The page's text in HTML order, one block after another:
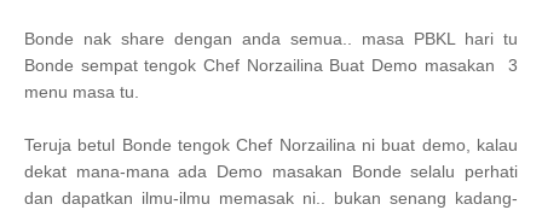
Bonde nak share dengan anda semua.. masa PBKL hari tu
Bonde sempat tengok Chef Norzailina Buat Demo masakan 3
menu masa tu.
Teruja betul Bonde tengok Chef Norzailina ni buat demo, kalau
dekat mana-mana ada Demo masakan Bonde selalu perhati
dan dapatkan ilmu-ilmu memasak ni.. bukan senang kadang-